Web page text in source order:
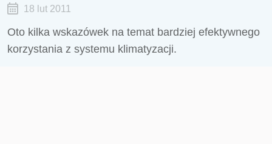
18 lut 2011
Oto kilka wskazówek na temat bardziej efektywnego
korzystania z systemu klimatyzacji.